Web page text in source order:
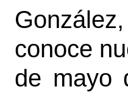
conoce
de mayo